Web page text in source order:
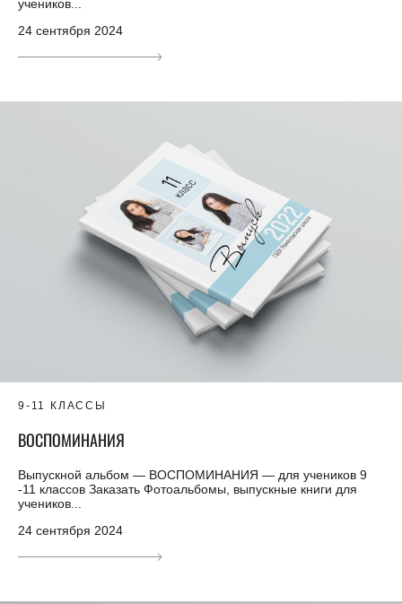
учеников...
24 сентября 2024
9-11 КЛАССЫ
ВОСПОМИНАНИЯ
Выпускной альбом — ВОСПОМИНАНИЯ — для учеников 9
-11 классов Заказать Фотоальбомы, выпускные книги для
учеников...
24 сентября 2024